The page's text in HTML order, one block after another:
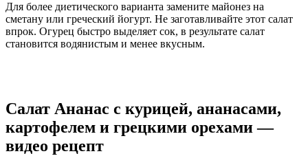
Для более диетического варианта замените майонез на
сметану или греческий йогурт. Не заготавливайте этот салат
впрок. Огурец быстро выделяет сок, в результате салат
становится водянистым и менее вкусным.
Салат Ананас с курицей, ананасами,
картофелем и грецкими орехами —
видео рецепт